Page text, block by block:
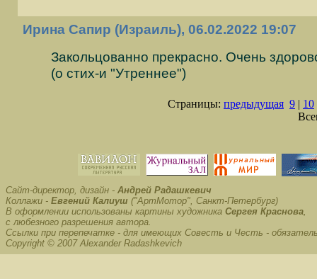
Ирина Сапир (Израиль), 06.02.2022 19:07
Закольцованно прекрасно. Очень
(о стих-и "Утреннее")
Страницы: предыдущая 9 | 10
Сайт-директор, дизайн - Андрей Радашкевич
Коллажи - Евгений Калиуш ("АртМотор", Санкт-Петербург)
В оформлении использованы картины художника Сергея Краснова,
с любезного разрешения автора.
Ссылки при перепечатке - для имеющих Совесть и Честь -
Copyright © 2007 Alexander Radashkevich